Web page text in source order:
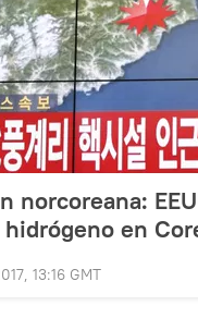
norcoreana:
hidrógeno en
13:16 GMT